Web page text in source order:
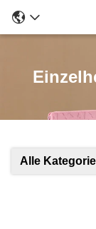
Alle